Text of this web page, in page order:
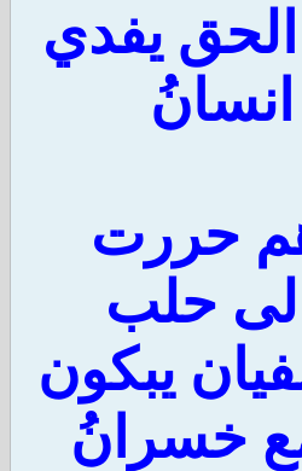
الحق يفدي
انسانُ
حررت
حلب
يبكون
خسرانُ